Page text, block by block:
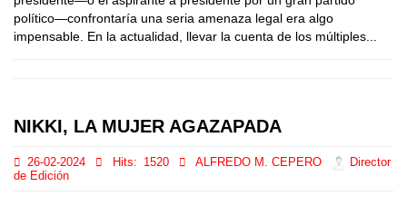
político—confrontaría una seria amenaza legal era algo
impensable. En la actualidad, llevar la cuenta de los múltiples...
NIKKI, LA MUJER AGAZAPADA
26-02-2024 Hits: 1520 ALFREDO M. CEPERO
Director
de Edición